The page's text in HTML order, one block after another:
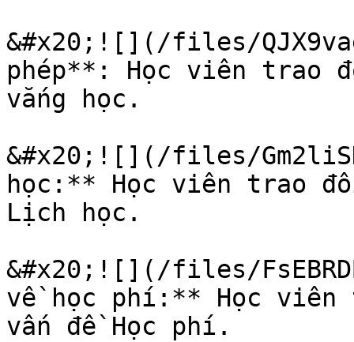
&#x20;![](/files/
phép**: Học viên trao
vắng học.
&#x20;![](/files/
học:** Học viên trao
Lịch học.
&#x20;![](/files/
về học phí:** Học viên
vấn đề Học phí.